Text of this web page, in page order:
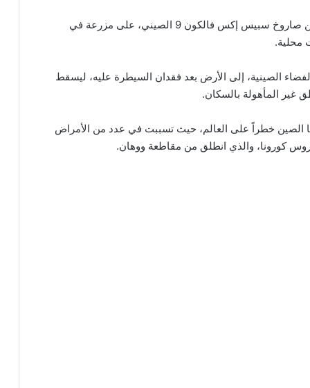
الأمر ذاته تكرر في وقت سابق، عندما سقطت أجزاء من صاروخ سبيس إكس فالكون 9 الصيني، على مزرعة في
الفضاء الصينية، إلى الأرض بعد فقدان السيطرة عليه، ليسقط
غير المأهولة بالسكان.
الصين خطراً على العالم، حيث تسببت في عدد من الأمراض
كورونا، والذي انطلق من مقاطعة ووهان.